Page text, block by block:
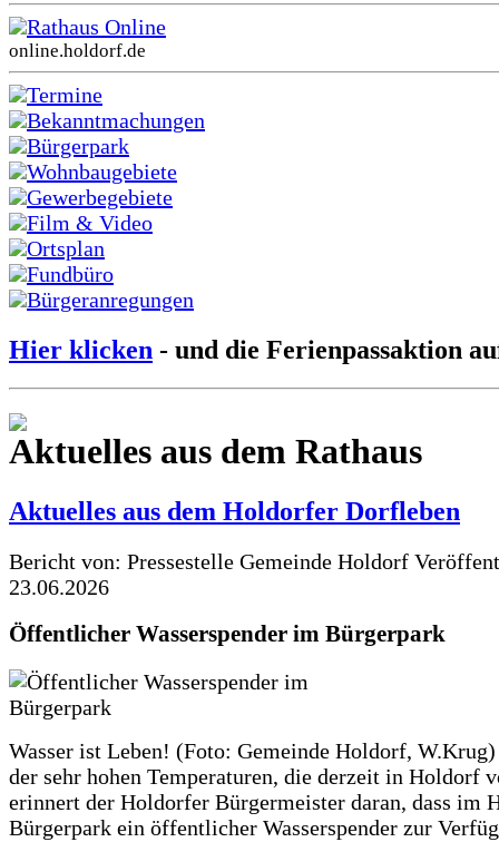
Rathaus Online
online.holdorf.de
Termine
Bekanntmachungen
Bürgerpark
Wohnbaugebiete
Gewerbegebiete
Film & Video
Ortsplan
Fundbüro
Bürgeranregungen
Hier klicken - und die Ferienpassaktion
Aktuelles aus dem Rathaus
Aktuelles aus dem Holdorfer Dorfleben
Bericht von: Pressestelle Gemeinde Holdorf
23.06.2026
Öffentlicher Wasserspender im Bürgerpark
Wasser ist Leben! (Foto: Gemeinde Holdorf,
der sehr hohen Temperaturen, die derzeit in Holdorf
erinnert der Holdorfer Bürgermeister daran, dass im
Bürgerpark ein öffentlicher Wasserspender zur